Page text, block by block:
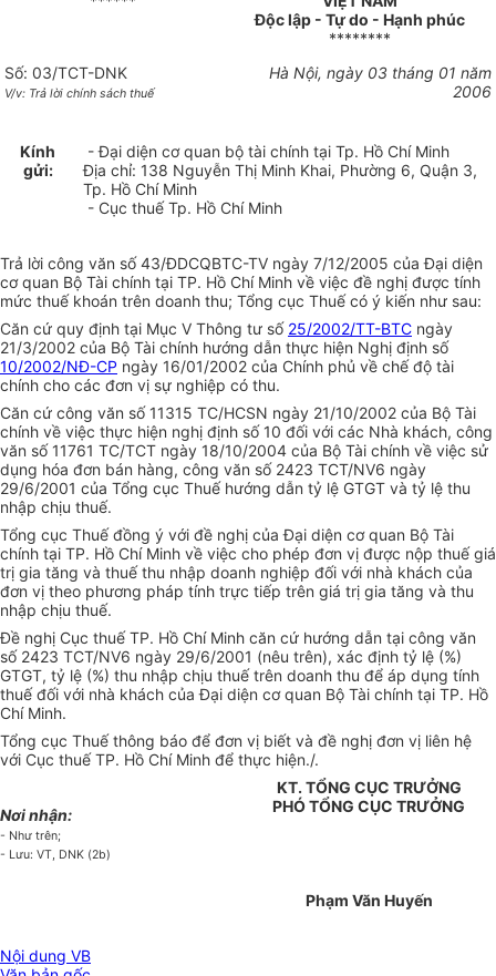
Độc lập - Tự do - Hạnh phúc
********
Số: 03/TCT-DNK
V/v: Trả lời chính sách thuế
Hà Nội, ngày 03 tháng 01 năm
2006
Kính
gửi:
- Đại diện cơ quan bộ tài chính tại Tp. Hồ Chí Minh
Địa chỉ: 138 Nguyễn Thị Minh Khai, Phường 6, Quận 3,
Tp. Hồ Chí Minh
- Cục thuế Tp. Hồ Chí Minh
Trả lời công văn số 43/ĐDCQBTC-TV ngày 7/12/2005 của Đại diện
cơ quan Bộ Tài chính tại TP. Hồ Chí Minh về việc đề nghị được tính
mức thuế khoán trên doanh thu; Tổng cục Thuế có ý kiến như sau:
Căn cứ quy định tại Mục V Thông tư số 25/2002/TT-BTC ngày
21/3/2002 của Bộ Tài chính hướng dẫn thực hiện Nghị định số
10/2002/NĐ-CP ngày 16/01/2002 của Chính phủ về chế độ tài
chính cho các đơn vị sự nghiệp có thu.
Căn cứ công văn số 11315 TC/HCSN ngày 21/10/2002 của Bộ Tài
chính về việc thực hiện nghị định số 10 đối với các Nhà khách, công
văn số 11761 TC/TCT ngày 18/10/2004 của Bộ Tài chính về việc sử
dụng hóa đơn bán hàng, công văn số 2423 TCT/NV6 ngày
29/6/2001 của Tổng cục Thuế hướng dẫn tỷ lệ GTGT và tỷ lệ thu
nhập chịu thuế.
Tổng cục Thuế đồng ý với đề nghị của Đại diện cơ quan Bộ Tài
chính tại TP. Hồ Chí Minh về việc cho phép đơn vị được nộp thuế giá
trị gia tăng và thuế thu nhập doanh nghiệp đối với nhà khách của
đơn vị theo phương pháp tính trực tiếp trên giá trị gia tăng và thu
nhập chịu thuế.
Đề nghị Cục thuế TP. Hồ Chí Minh căn cứ hướng dẫn tại công văn
số 2423 TCT/NV6 ngày 29/6/2001 (nêu trên), xác định tỷ lệ (%)
GTGT, tỷ lệ (%) thu nhập chịu thuế trên doanh thu để áp dụng tính
thuế đối với nhà khách của Đại diện cơ quan Bộ Tài chính tại TP. Hồ
Chí Minh.
Tổng cục Thuế thông báo để đơn vị biết và đề nghị đơn vị liên hệ
với Cục thuế TP. Hồ Chí Minh để thực hiện./.
Nơi nhận:
- Như trên;
- Lưu: VT, DNK (2b)
KT. TỔNG CỤC TRƯỞNG
PHÓ TỔNG CỤC TRƯỞNG
Phạm Văn Huyến
Nội dung VB